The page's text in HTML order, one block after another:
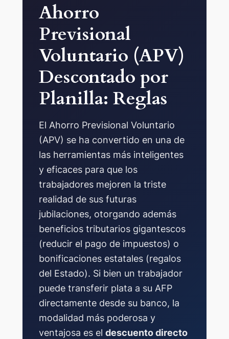
Ahorro
Previsional
Voluntario (APV)
Descontado por
Planilla: Reglas
El Ahorro Previsional Voluntario
(APV) se ha convertido en una de
las herramientas más inteligentes
y eficaces para que los
trabajadores mejoren la triste
realidad de sus futuras
jubilaciones, otorgando además
beneficios tributarios gigantescos
(reducir el pago de impuestos) o
bonificaciones estatales (regalos
del Estado). Si bien un trabajador
puede transferir plata a su AFP
directamente desde su banco, la
modalidad más poderosa y
ventajosa es el descuento directo